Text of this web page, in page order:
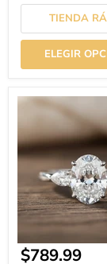
TIENDA
ELEGIR
Anillo
tres
piedras
con
moissanita
ovalada
de
3
quilates
Precio
$789.99